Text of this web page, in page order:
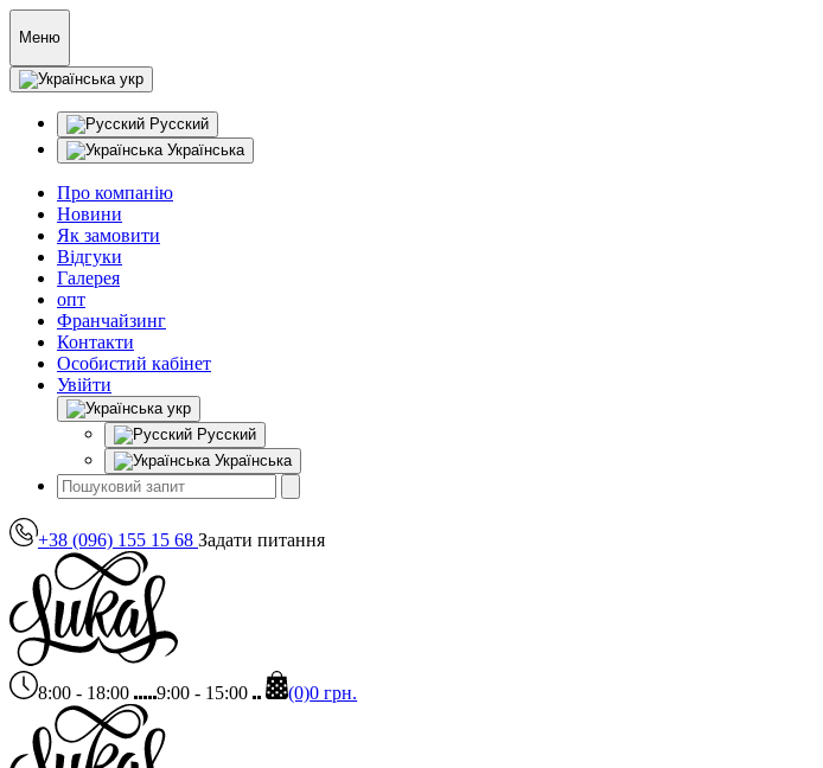
Меню
укр
Русский
Українська
Про компанію
Новини
Як замовити
Відгуки
Галерея
опт
Франчайзинг
Контакти
Особистий кабінет
Увійти
укр
Русский
Українська
+38 (096) 155 15 68 Задати питання
8:00 - 18:00 9:00 - 15:00 (0)0 грн.